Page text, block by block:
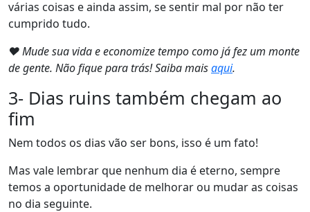
várias coisas e ainda assim, se sentir mal por não ter
cumprido tudo.
❤ Mude sua vida e economize tempo como já fez um monte
de gente. Não fique para trás! Saiba maisaqui.
3- Dias ruins também chegam ao
fim
Nem todos os dias vão ser bons, isso é um fato!
Mas vale lembrar que nenhum dia é eterno, sempre
temos a oportunidade de melhorar ou mudar as coisas
no dia seguinte.